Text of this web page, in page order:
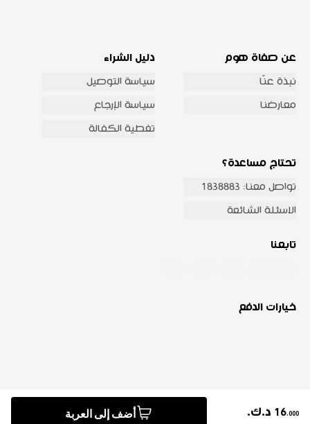
16.000 د.ك. أضف إلى العربة
عن صفاة هوم
نبذة عنّا
معارضنا
دليل الشراء
سياسة التوصيل
سياسة الإرجاع
تغطية الكفالة
تحتاج مساعدة؟
تواصل معنا: 1838883
الاسئلة الشائعة
تابعنا
خيارات الدفع
© 2026 شركة صفاة هوم للتجارة العامة والمقاولات جميع الحقوق